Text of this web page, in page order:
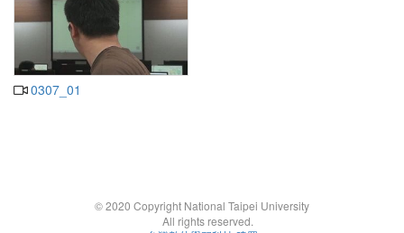
0307_01
© 2020 Copyright National Taipei University
All rights reserved.